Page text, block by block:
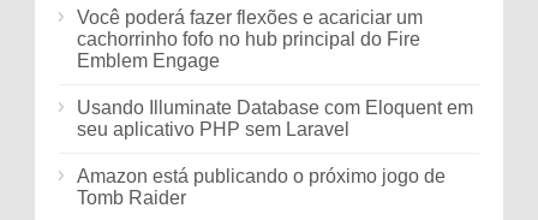
Você poderá fazer flexões e acariciar um
cachorrinho fofo no hub principal do Fire
Emblem Engage
Usando Illuminate Database com Eloquent em
seu aplicativo PHP sem Laravel
Amazon está publicando o próximo jogo de
Tomb Raider